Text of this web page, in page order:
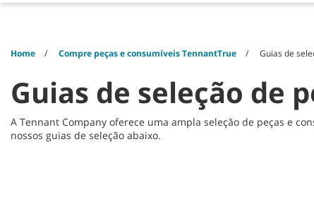
Home Compre peças e consumíveis TennantTrue Guias de
Guias de seleção de
A Tennant Company oferece uma ampla seleção de peças e
nossos guias de seleção abaixo.